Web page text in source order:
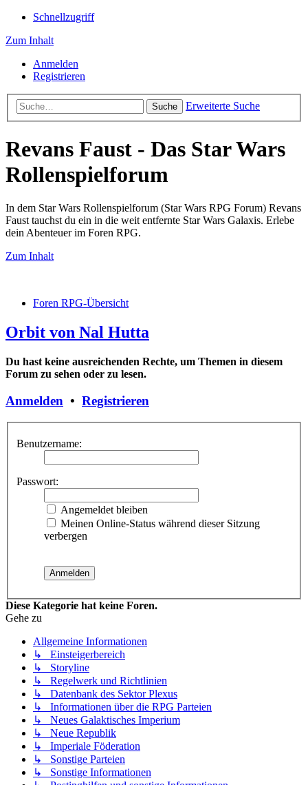
Schnellzugriff
Zum Inhalt
Anmelden
Registrieren
Suche Erweiterte Suche
Revans Faust - Das Star Wars
Rollenspielforum
In dem Star Wars Rollenspielforum (Star Wars RPG Forum) Revans
Faust tauchst du ein in die weit entfernte Star Wars Galaxis. Erlebe
dein Abenteuer im Foren RPG.
Zum Inhalt
Foren RPG-Übersicht
Orbit von Nal Hutta
Du hast keine ausreichenden Rechte, um Themen in diesem
Forum zu sehen oder zu lesen.
Anmelden • Registrieren
Benutzername:
Passwort:
Angemeldet bleiben
Meinen Online-Status während dieser Sitzung
verbergen
Diese Kategorie hat keine Foren.
Gehe zu
Allgemeine Informationen
↳ Einsteigerbereich
↳ Storyline
↳ Regelwerk und Richtlinien
↳ Datenbank des Sektor Plexus
↳ Informationen über die RPG Parteien
↳ Neues Galaktisches Imperium
↳ Neue Republik
↳ Imperiale Föderation
↳ Sonstige Parteien
↳ Sonstige Informationen